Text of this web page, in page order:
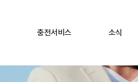
충전서비스 소식